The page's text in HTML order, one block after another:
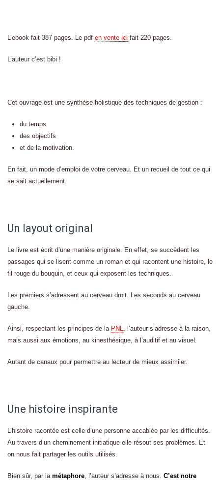
L’ebook fait 387 pages. Le pdf en vente ici fait 220 pages.
L’auteur c’est bibi !
Cet ouvrage est une synthèse holistique des techniques de gestion :
du temps
des objectifs
et de la motivation.
En fait, un mode d’emploi de votre cerveau. Et un recueil de tout ce qui
se sait actuellement.
Un layout original
Le livre est écrit d’une manière originale. En effet, se succèdent les
passages qui se lisent comme un roman et qui racontent une histoire, le
fil rouge du bouquin, et ceux qui exposent les techniques.
Les premiers s’adressent au cerveau droit. Les seconds au cerveau
gauche.
Ainsi, respectant les principes de la PNL, l’auteur s’adresse à la raison,
mais aussi aux émotions, au kinesthésique, à l’auditif et au visuel.
Autant de canaux pour permettre au lecteur de mieux assimiler.
Une histoire inspirante
L’histoire racontée est celle d’une personne accablée par les difficultés.
Au travers d’un cheminement initiatique elle résout ses problèmes. Et
on nous fait partager les outils utilisés.
Bien sûr, par la métaphore, l’auteur s’adresse à nous. C’est notre